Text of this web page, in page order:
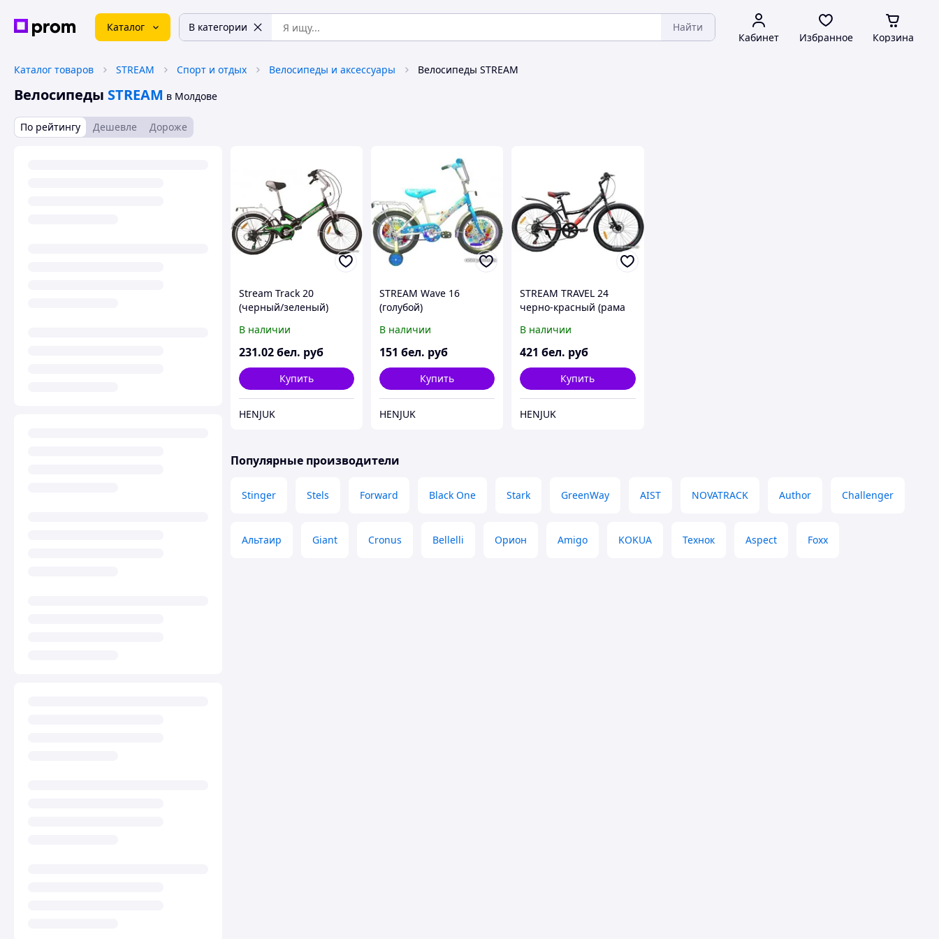
Каталог В категории Найти
Кабинет Избранное Корзина
Каталог товаров STREAM Спорт и отдых Велосипеды и аксессуары Велосипеды STREAM
Велосипеды STREAM в Молдове
По рейтингу Дешевле Дороже
Stream Track 20
(черный/зеленый)
В наличии
231.02бел. руб
Купить
HENJUK
STREAM Wave 16
(голубой)
В наличии
151 бел. руб
Купить
HENJUK
STREAM TRAVEL 24
черно-красный (рама
В наличии
421 бел. руб
Купить
HENJUK
Популярные производители
Stinger Stels Forward Black One Stark GreenWay AIST NOVATRACK Author Challenger
Альтаир Giant Cronus Bellelli Орион Amigo KOKUA Технок Aspect Foxx